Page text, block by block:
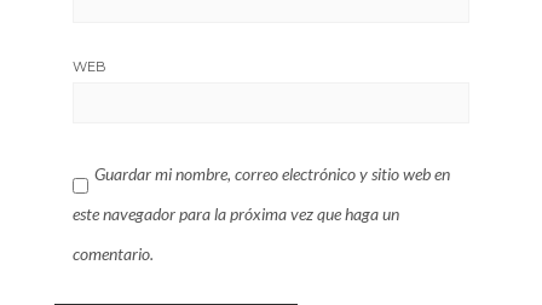
WEB
Guardar mi nombre, correo electrónico y sitio web en
este navegador para la próxima vez que haga un
comentario.